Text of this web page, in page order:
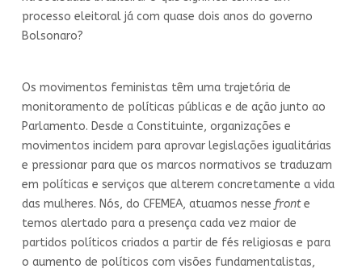
processo eleitoral já com quase dois anos do governo
Bolsonaro?
Os movimentos feministas têm uma trajetória de
monitoramento de políticas públicas e de ação junto ao
Parlamento. Desde a Constituinte, organizações e
movimentos incidem para aprovar legislações igualitárias
e pressionar para que os marcos normativos se traduzam
em políticas e serviços que alterem concretamente a vida
das mulheres. Nós, do CFEMEA, atuamos nesse fronte
temos alertado para a presença cada vez maior de
partidos políticos criados a partir de fés religiosas e para
o aumento de políticos com visões fundamentalistas,